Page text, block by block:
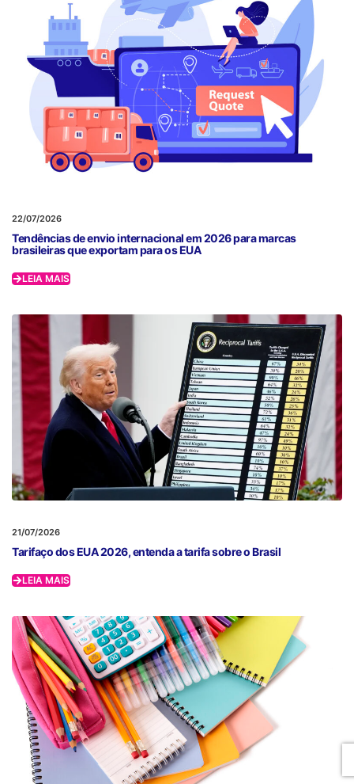
22/07/2026
Tendências de envio internacional em 2026 para marcas
brasileiras que exportam para os EUA
LEIA MAIS
21/07/2026
Tarifaço dos EUA 2026, entenda a tarifa sobre o Brasil
LEIA MAIS